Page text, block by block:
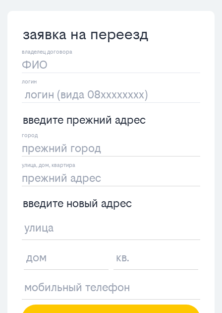
заявка на переезд
введите прежний адрес
введите новый адрес